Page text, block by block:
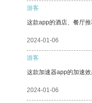
游客
这款app的酒店、餐厅
2024-01-06
游客
这款加速器app的加速
2024-01-06